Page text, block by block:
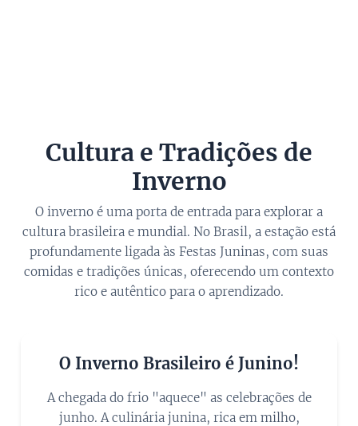
Cultura e Tradições de
Inverno
O inverno é uma porta de entrada para explorar a
cultura brasileira e mundial. No Brasil, a estação está
profundamente ligada às Festas Juninas, com suas
comidas e tradições únicas, oferecendo um contexto
rico e autêntico para o aprendizado.
O Inverno Brasileiro é Junino!
A chegada do frio "aquece" as celebrações de
junho. A culinária junina, rica em milho,